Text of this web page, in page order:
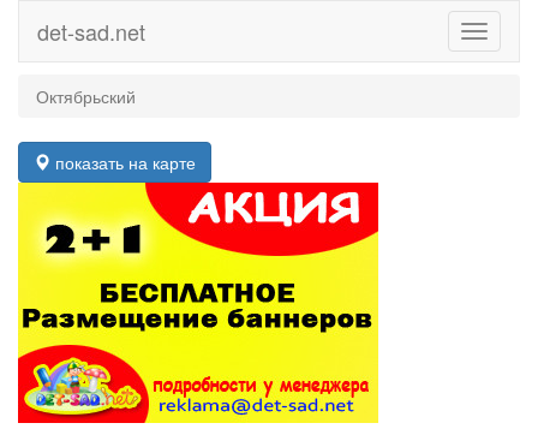
Toggle
det-sad.net
Октябрьский
показать на карте